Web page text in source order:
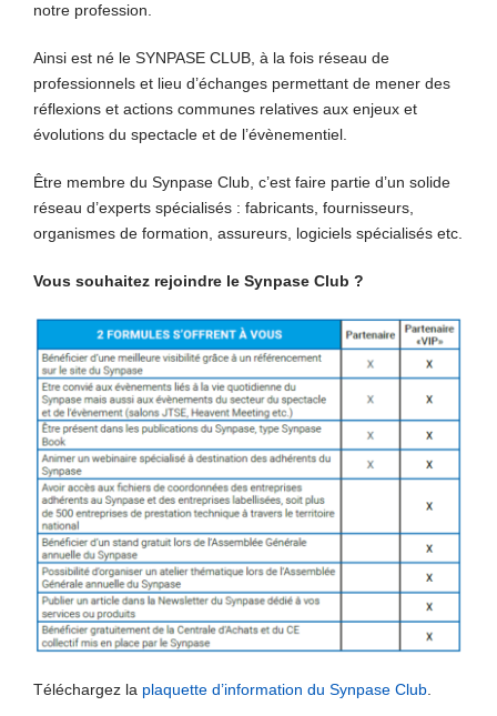
notre profession.
Ainsi est né le SYNPASE CLUB, à la fois réseau de
professionnels et lieu d’échanges permettant de mener des
réflexions et actions communes relatives aux enjeux et
évolutions du spectacle et de l’évènementiel.
Être membre du Synpase Club, c’est faire partie d’un solide
réseau d’experts spécialisés : fabricants, fournisseurs,
organismes de formation, assureurs, logiciels spécialisés etc.
Vous souhaitez rejoindre le Synpase Club ?
Téléchargez la plaquette d’information du Synpase Club.